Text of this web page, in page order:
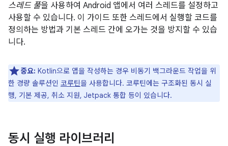
스레드 풀을 사용하여 Android 앱에서 여러 스레드를 설정하고
사용할 수 있습니다. 이 가이드 또한 스레드에서 실행할 코드를
정의하는 방법과 기본 스레드 간에 오가는 것을 방지할 수 있습
니다.
중요: Kotlin으로 앱을 작성하는 경우 비동기 백그라운드 작업을 위
한 경량 솔루션인 코루틴을 사용합니다. 코루틴에는 구조화된 동시 실
행, 기본 제공, 취소 지원, Jetpack 통합 등이 있습니다.
동시 실행 라이브러리